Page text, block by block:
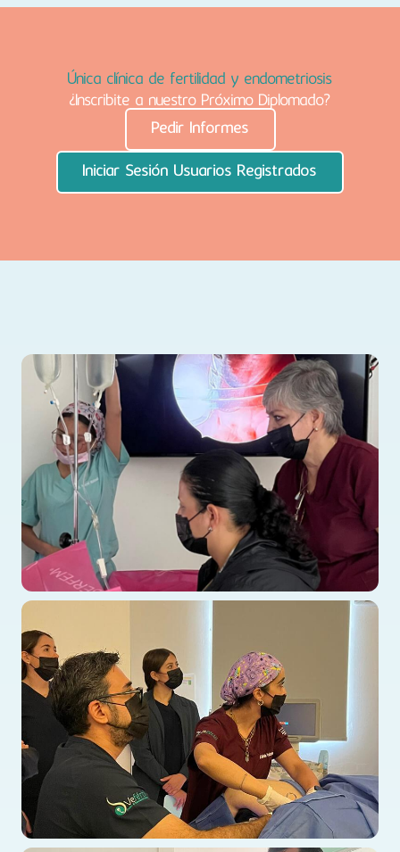
Única clínica de fertilidad y endometriosis
¿Inscribite a nuestro Próximo Diplomado?
Pedir Informes
Iniciar Sesión Usuarios Registrados